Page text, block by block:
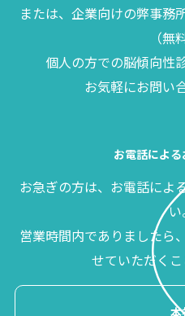
または、企業向けの弊事務
（無
個人の方での脳傾向性
お気軽にお問い
お電話によ
お急ぎの方は、お電話によ
い
営業時間内でありましたら
せていただくこ
本